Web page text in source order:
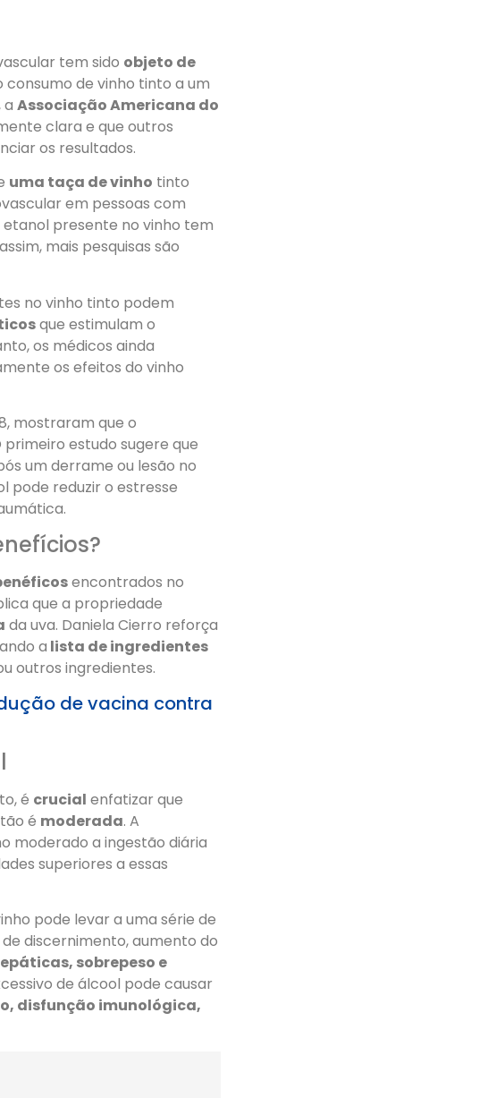
tem sido objeto de
consumo de vinho tinto a um
aAssociação Americana do
clara e que outros
os resultados.
uma taça de vinho tinto
em pessoas com
etanol presente no vinho tem
mais pesquisas são
no vinho tinto podem
que estimulam o
os médicos ainda
os efeitos do vinho
mostraram que o
primeiro estudo sugere que
um derrame ou lesão no
pode reduzir o estresse
encontrados no
que a propriedade
da uva. Daniela Cierro reforça
a lista de ingredientes
outros ingredientes.
de vacina contra
é crucial enfatizar que
é moderada. A
moderado a ingestão diária
superiores a essas
pode levar a uma série de
discernimento, aumento do
sobrepeso e
de álcool pode causar
disfunção imunológica,